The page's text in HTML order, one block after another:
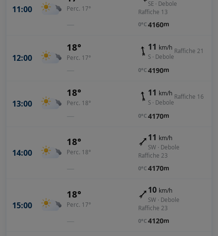
11:00 Perc. 17°
—
SE · Debole
Raffiche 13
0°C 4160m
12:00
18°
Perc. 17°
—
11 km/h
S · Debole
Raffiche 21
0°C 4190m
13:00
18°
Perc. 18°
—
11 km/h
S · Debole
Raffiche 16
0°C 4170m
14:00
18°
Perc. 18°
—
11 km/h
SW · Debole
Raffiche 23
0°C 4170m
15:00
18°
Perc. 17°
—
10 km/h
SW · Debole
Raffiche 23
0°C 4120m